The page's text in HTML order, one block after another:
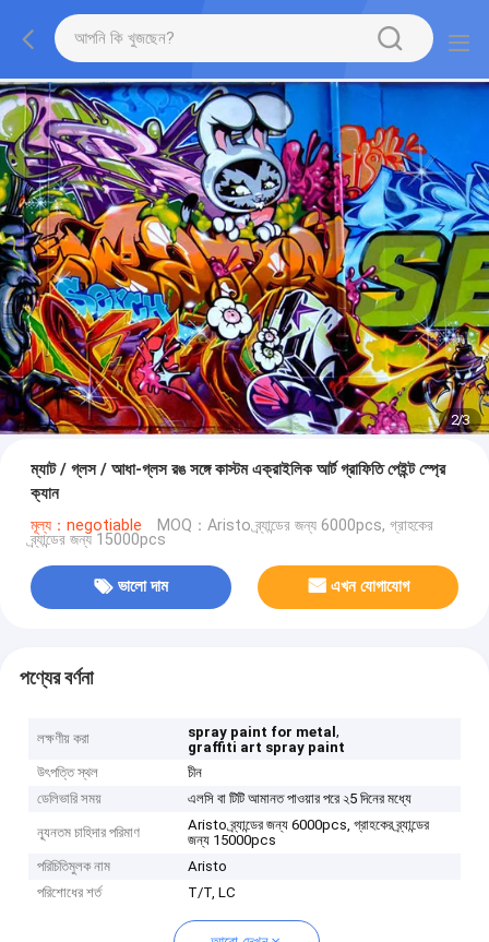
2/3
ম্যাট / গ্লস / আধা-গ্লস রঙ সঙ্গে কাস্টম এক্রাইলিক আর্ট গ্রাফিতি পেইন্ট স্প্রে
ক্যান
মূল্য：negotiable MOQ：Aristo ব্র্যান্ডের জন্য 6000pcs, গ্রাহকের
ব্র্যান্ডের জন্য 15000pcs
ভালো দাম এখন যোগাযোগ
পণ্যের বর্ণনা
লক্ষণীয় করা spray paint for metal,
graffiti art spray paint
উৎপত্তি স্থল
চীন
ডেলিভারি সময়
এলসি বা টিটি আমানত পাওয়ার পরে ২5 দিনের মধ্যে
ন্যূনতম চাহিদার পরিমাণ
Aristo ব্র্যান্ডের জন্য 6000pcs, গ্রাহকের ব্র্যান্ডের
জন্য 15000pcs
পরিচিতিমুলক নাম
Aristo
পরিশোধের শর্ত
T/T, LC